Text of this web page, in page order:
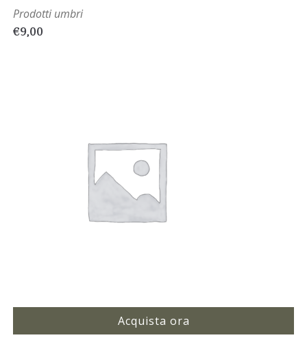
Prodotti umbri
€9,00
Acquista ora